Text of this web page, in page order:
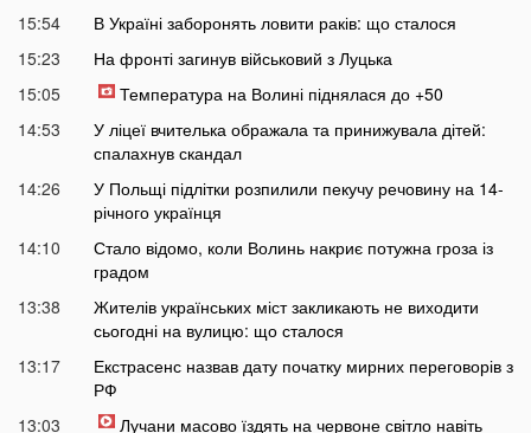
15:54
В Україні заборонять ловити раків: що сталося
15:23
На фронті загинув військовий з Луцька
15:05
Температура на Волині піднялася до +50
14:53
У ліцеї вчителька ображала та принижувала дітей:
спалахнув скандал
14:26
У Польщі підлітки розпилили пекучу речовину на 14-
річного українця
14:10
Стало відомо, коли Волинь накриє потужна гроза із
градом
13:38
Жителів українських міст закликають не виходити
сьогодні на вулицю: що сталося
13:17
Екстрасенс назвав дату початку мирних переговорів з
РФ
13:03
Лучани масово їздять на червоне світло навіть